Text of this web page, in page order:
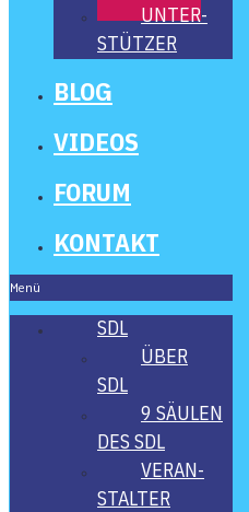
UNTER­
STÜT­ZER
BLOG
VIDE­OS
FORUM
KON­TAKT
Menü
SDL
ÜBER
SDL
9 SÄU­LEN
DES SDL
VER­AN­
STAL­TER